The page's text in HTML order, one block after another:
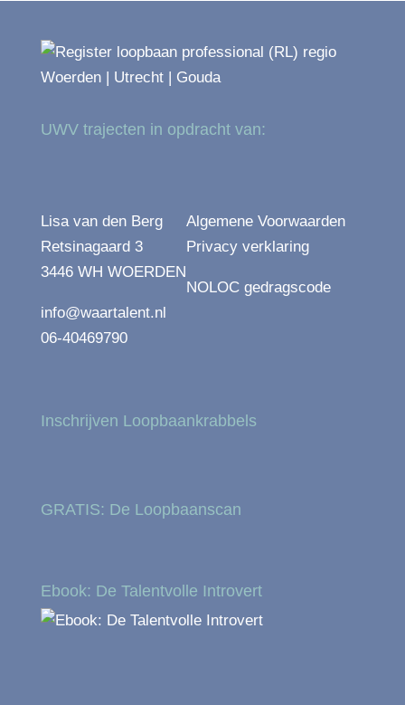
UWV trajecten in opdracht van:
Lisa van den Berg
Retsinagaard 3
3446 WH WOERDEN
info@waartalent.nl
06-40469790
Algemene Voorwaarden
Privacy verklaring
NOLOC gedragscode
Inschrijven Loopbaankrabbels
GRATIS: De Loopbaanscan
Ebook: De Talentvolle Introvert